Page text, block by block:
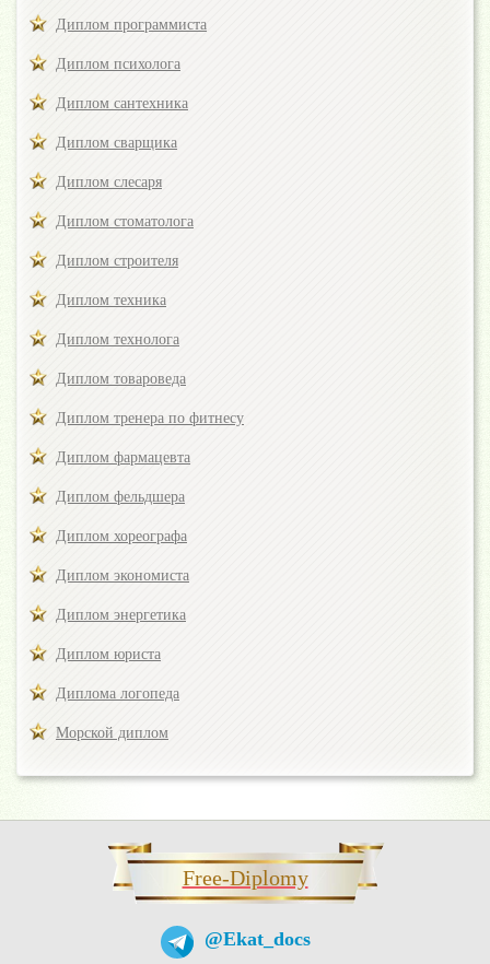
Диплом программиста
Диплом психолога
Диплом сантехника
Диплом сварщика
Диплом слесаря
Диплом стоматолога
Диплом строителя
Диплом техника
Диплом технолога
Диплом товароведа
Диплом тренера по фитнесу
Диплом фармацевта
Диплом фельдшера
Диплом хореографа
Диплом экономиста
Диплом энергетика
Диплом юриста
Диплома логопеда
Морской диплом
Free-Diplomy
@Ekat_docs